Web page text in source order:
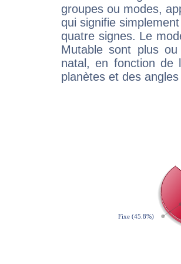
groupes ou modes,
qui signifie
quatre signes. Le
Mutable sont plus
natal, en fonction de
planètes et des